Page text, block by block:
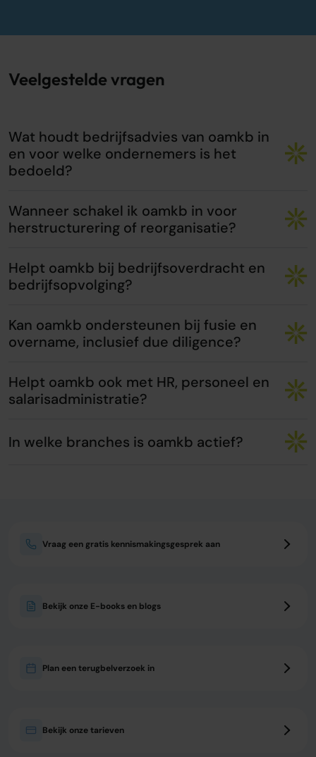
Veelgestelde vragen
Wat houdt bedrijfsadvies van oamkb in
en voor welke ondernemers is het
bedoeld?
Wanneer schakel ik oamkb in voor
herstructurering of reorganisatie?
Helpt oamkb bij bedrijfsoverdracht en
bedrijfsopvolging?
Kan oamkb ondersteunen bij fusie en
overname, inclusief due diligence?
Helpt oamkb ook met HR, personeel en
salarisadministratie?
In welke branches is oamkb actief?
Vraag een gratis kennismakingsgesprek aan
Bekijk onze E-books en blogs
Plan een terugbelverzoek in
Bekijk onze tarieven